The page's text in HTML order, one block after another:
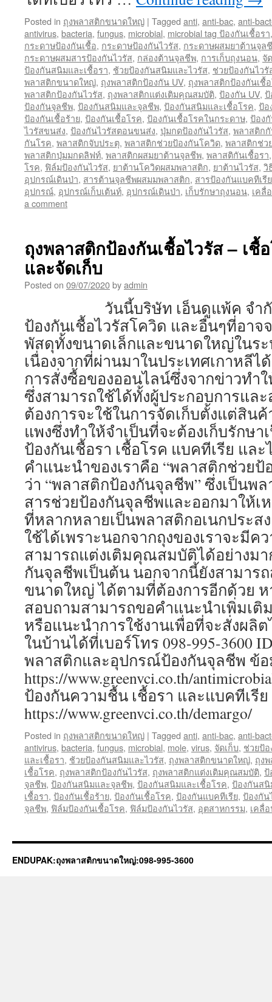
Posted in ถุงพลาสติกขนาดใหญ่ | Tagged anti, anti-bac, anti-
antivirus, bacteria, fungus, microbial, microbial tag ป้องกันเชื้อรา
กระดาษป้องกันเชื้อ, กระดาษป้องกันไวรัส, กระดาษผสมยาต้านจุล
กระดาษผสมสารป้องกันไวรัส, กล่องต้านจุลชีพ, การเก็บถุงนอน, จั
ป้องกันสนิมและเชื้อรา, ช้วยป้องกันสนิมและไวรัส, ช่วยป้องกันไว
พลาสติกขนาดใหญ่, ถุงพลาสติกป้องกัน UV, ถุงพลาสติกป้องกันเชื้
พลาสติกป้องกันไวรัส, ถุงพลาสติกแต่งเติมคุณสมบัติ, ป้องกัน UV,
ป้องกันจุลชีพ, ป้องกันสนิมและจุลชีพ, ป้องกันสนิมและเชื้อโรค, ป้อ
ป้องกันเชื้อร้าย, ป้องกันเชื้อโรค, ป้องกันเชื้อโรคในกระดาษ, ป้อง
ไวรัสขนส่ง, ป้องกันไวรัสตอนขนส่ง, ปุ่มกดป้องกันไวรัส, พลาสติก
กันโรค, พลาสติกจับประตุ, พลาสติกช่วยป้องกันโควิด, พลาสติกช่ว
พลาสติกปุ่มมกดลิฟท์, พลาสติกผสมยาต้านจุลชีพ, พลาสติกันเชื้อรา
โรค, ฟิล์มป้องกันไวรัส, ยาต้านโควิดผสมพลาสติก, ยาต้านไวรัส, วิ
อุปกรณ์เดินป่า, สารต้านจุลชีพผสมมพลาสติก, สารป้องกันแบคทีเรีย
อุปกรณ์, อุปกรณ์เก็บเต้นท์, อุปกรณ์เดินป่า, เก็บรักษาถุงนอน, เคลื่
a comment
ถุงพลาสติกป้องกันเชื้อไวรัส – เชื้
และจัดเก็บ
Posted on 09/07/2020byadmin
วันนี้บริษัท เอ็นดูแพ้ค จำกัด
ป้องกันเชื้อไวรัสโควิด และอื่นๆที่อา
พัสดุทั้งขนาดเล็กและขนาดใหญ่ในระ
เนื่องจากที่ผ่านมาในประเทศเกาหลี
การสั่งซื้อของออนไลน์ซึ่งจากข่าวทำ
ซึ่งสามารถใช้ได้ทั้งผู้ประกอบการแล
ต้องการจะใช้ในการจัดเก็บตั้งแต่สิน
แพงซึ่งทำให้จำเป็นที่จะต้องเก็บรักษา
ป้องกันเชื้อรา เชื้อโรค แบคที
คำแนะนำของเราคือ “พลาสติกช่วยป้
ว่า “พลาสติกป้องกันจุลชีพ” ซึ่งเป็นพ
สารช่วยป้องกันจุลชีพและออกมาให้เ
ที่หลากหลายเป็นพลาสติกอเนกประส
ใช้ได้เพราะนอกจากถุงของเราจะมีค
สามารถแต่งเติมคุณสมบัติได้อย่างมา
กันจุลชีพเป็นต้น นอกจากนี้ยังสามาร
ขนาดใหญ่ ได้ตามที่ต้องการอีกด้วย
สอบถามสามารถขอคำแนะนำเพิ่มเติ
หรือแนะนำการใช้งานเพื่อที่จะสั่งผลิ
ในบ้านได้ที่เบอร์โทร 098-995-3600
พลาสติกและอุปกรณ์ป้องกันจุลชีพ ข้อ
https://www.greenvci.co.th/
ป้องกันความชื้น เชื้อรา และแบคทีเรี
https://www.greenvci.co.th/demargo/
Posted in ถุงพลาสติกขนาดใหญ่ | Tagged anti, anti-bac, anti-
antivirus, bacteria, fungus, microbial, mole, virus, จัดเก็บ, ช่วยป้
และเชื้อรา, ช้วยป้องกันสนิมและไวรัส, ถุงพลาสติกขนาดใหญ่, ถุง
เชื้อโรค, ถุงพลาสติกป้องกันไวรัส, ถุงพลาสติกแต่งเติมคุณสมบัติ, ป้
จุลชีพ, ป้องกันสนิมและจุลชีพ, ป้องกันสนิมและเชื้อโรค, ป้องกันสนิ
เชื้อรา, ป้องกันเชื้อร้าย, ป้องกันเชื้อโรค, ป้องกันแบคทีเรีย, ป้องกัน
จุลชีพ, ฟิล์มป้องกันเชื้อโรค, ฟิล์มป้องกันไวรัส, อุตสาหกรรม, เคลื่
ENDUPAK:ถุงพลาสติกขนาดใหญ่:098-995-3600